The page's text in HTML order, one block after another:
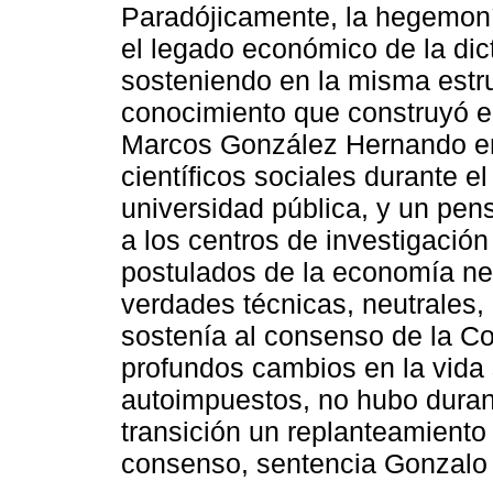
Paradójicamente, la
el legado económico de la
sosteniendo en la misma
conocimiento que construyó
Marcos González Hernando
científicos sociales durante
universidad pública, y un
a los centros de
postulados de la economía
verdades técnicas,
sostenía al consenso de la
profundos cambios en la
autoimpuestos, no hubo
transición un
consenso, sentencia